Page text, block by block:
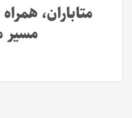
متاباران،
مسیر